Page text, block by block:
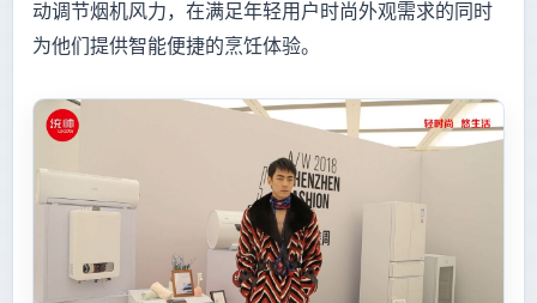
动调节烟机风力，在满足年轻用户时尚外观需求的同时
为他们提供智能便捷的烹饪体验。